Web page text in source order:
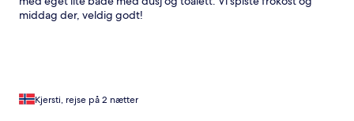
middag der, veldig godt!
Kjersti, rejse på 2 nætter